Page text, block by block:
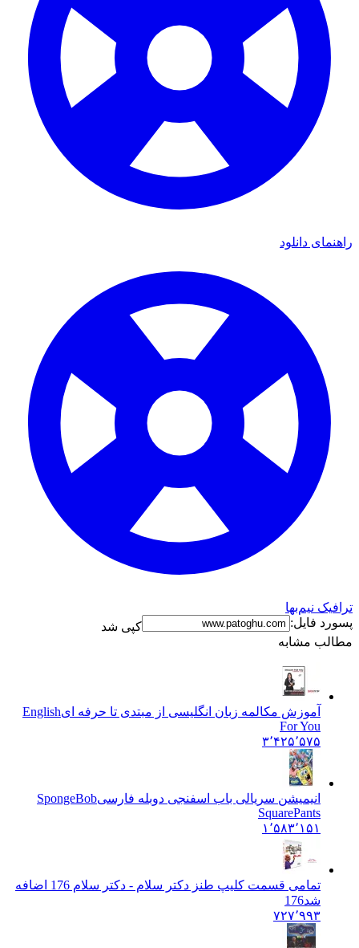
راهنمای دانلود
ترافیک نیم‌بها
پسورد فایل:
کپی شد
مطالب مشابه
آموزش مکالمه زبان انگلیسی از مبتدی تا حرفه ایEnglish
For You
۳٬۴۲۵٬۵۷۵
انیمیشن سریالی باب اسفنجی دوبله فارسیSpongeBob
SquarePants
۱٬۵۸۳٬۱۵۱
تمامی قسمت کلیپ طنز دکتر سلام - دکتر سلام 176 اضافه
شد176
۷۲۷٬۹۹۳